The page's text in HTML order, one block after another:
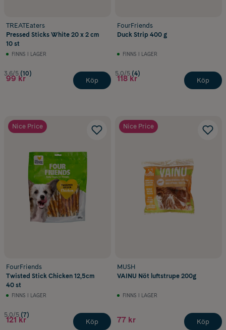
TREATEaters
Pressed Sticks White 20 x 2 cm
10 st
FINNS I LAGER
3.6/5 (10)
99 kr Köp
FourFriends
Duck Strip 400 g
FINNS I LAGER
5.0/5 (4)
118 kr Köp
Nice Price
FourFriends
Twisted Stick Chicken 12,5cm
40 st
FINNS I LAGER
5.0/5 (7)
121 kr Köp
Nice Price
MUSH
VAINU Nöt luftstrupe 200g
FINNS I LAGER
77 kr Köp